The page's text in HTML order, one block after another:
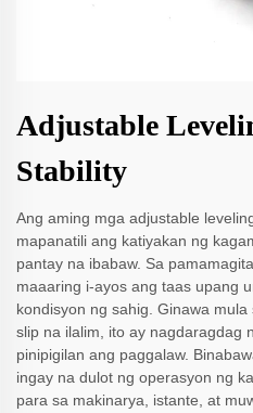
Adjustable
Stability
Ang aming mga adjustable
mapanatili ang katiyakan ng
pantay na ibabaw. Sa
maaaring i-ayos ang taas upang
kondisyon ng sahig. Ginawa
slip na ilalim, ito ay nagdaragdag
pinipigilan ang paggalaw.
ingay na dulot ng operasyon ng
para sa makinarya, istante, at